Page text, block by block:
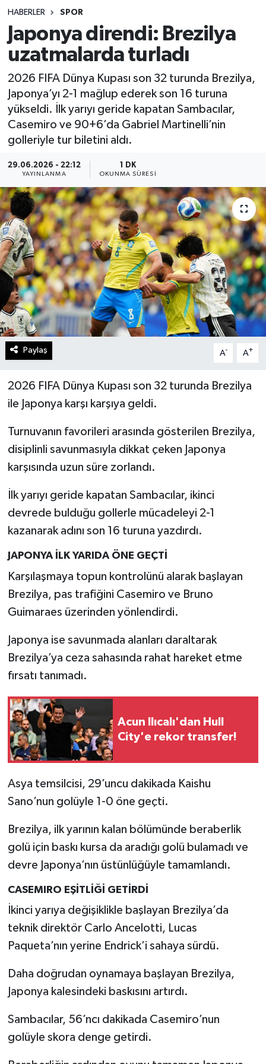
HABERLER SPOR
Japonya direndi: Brezilya
uzatmalarda turladı
2026 FIFA Dünya Kupası son 32 turunda Brezilya,
Japonya’yı 2-1 mağlup ederek son 16 turuna
yükseldi. İlk yarıyı geride kapatan Sambacılar,
Casemiro ve 90+6’da Gabriel Martinelli’nin
golleriyle tur biletini aldı.
29.06.2026 - 22:12
YAYINLANMA
1 DK
OKUNMA SÜRESI
Paylaş A- A+
2026 FIFA Dünya Kupası son 32 turunda Brezilya
ile Japonya karşı karşıya geldi.
Turnuvanın favorileri arasında gösterilen Brezilya,
disiplinli savunmasıyla dikkat çeken Japonya
karşısında uzun süre zorlandı.
İlk yarıyı geride kapatan Sambacılar, ikinci
devrede bulduğu gollerle mücadeleyi 2-1
kazanarak adını son 16 turuna yazdırdı.
JAPONYA İLK YARIDA ÖNE GEÇTİ
Karşılaşmaya topun kontrolünü alarak başlayan
Brezilya, pas trafiğini Casemiro ve Bruno
Guimaraes üzerinden yönlendirdi.
Japonya ise savunmada alanları daraltarak
Brezilya’ya ceza sahasında rahat hareket etme
fırsatı tanımadı.
Acun Ilıcalı'dan Hull
City'e rekor transfer!
Asya temsilcisi, 29’uncu dakikada Kaishu
Sano’nun golüyle 1-0 öne geçti.
Brezilya, ilk yarının kalan bölümünde beraberlik
golü için baskı kursa da aradığı golü bulamadı ve
devre Japonya’nın üstünlüğüyle tamamlandı.
CASEMIRO EŞİTLİĞİ GETİRDİ
İkinci yarıya değişiklikle başlayan Brezilya’da
teknik direktör Carlo Ancelotti, Lucas
Paqueta’nın yerine Endrick’i sahaya sürdü.
Daha doğrudan oynamaya başlayan Brezilya,
Japonya kalesindeki baskısını artırdı.
Sambacılar, 56’ncı dakikada Casemiro’nun
golüyle skora denge getirdi.
Spor
Teknoloji
Yaşam